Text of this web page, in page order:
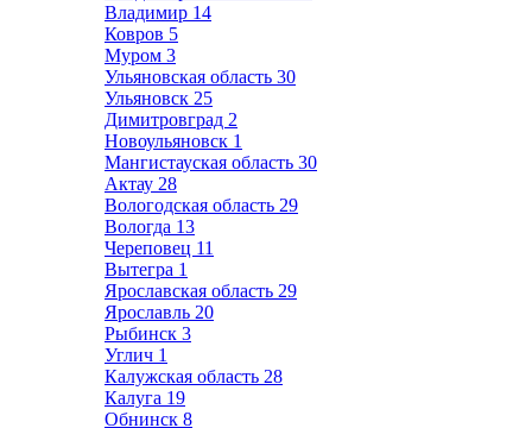
Владимир 14
Ковров 5
Муром 3
Ульяновская область 30
Ульяновск 25
Димитровград 2
Новоульяновск 1
Мангистауская область 30
Актау 28
Вологодская область 29
Вологда 13
Череповец 11
Вытегра 1
Ярославская область 29
Ярославль 20
Рыбинск 3
Углич 1
Калужская область 28
Калуга 19
Обнинск 8